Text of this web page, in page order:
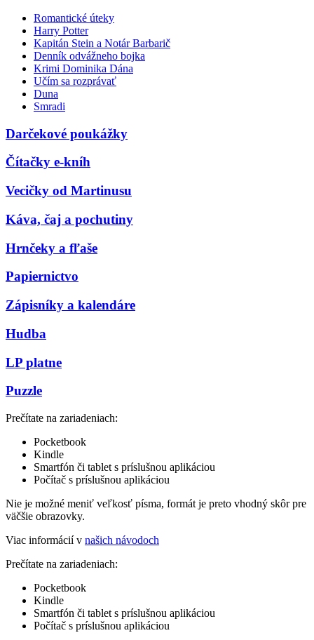
Romantické úteky
Harry Potter
Kapitán Stein a Notár Barbarič
Denník odvážneho bojka
Krimi Dominika Dána
Učím sa rozprávať
Duna
Smradi
Darčekové poukážky
Čítačky e-kníh
Vecičky od Martinusu
Káva, čaj a pochutiny
Hrnčeky a fľaše
Papiernictvo
Zápisníky a kalendáre
Hudba
LP platne
Puzzle
Prečítate na zariadeniach:
Pocketbook
Kindle
Smartfón či tablet s príslušnou aplikáciou
Počítač s príslušnou aplikáciou
Nie je možné meniť veľkosť písma, formát je preto vhodný skôr pre
väčšie obrazovky.
Viac informácií v našich návodoch
Prečítate na zariadeniach:
Pocketbook
Kindle
Smartfón či tablet s príslušnou aplikáciou
Počítač s príslušnou aplikáciou